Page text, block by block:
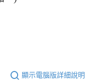
額度並採取法律行動。
顯示電腦版詳細說明